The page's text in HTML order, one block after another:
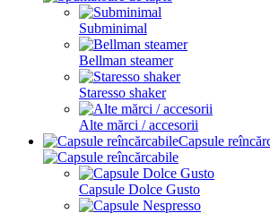
Subminimal
Bellman steamer
Staresso shaker
Alte mărci / accesorii
Capsule
Capsule Dolce Gusto